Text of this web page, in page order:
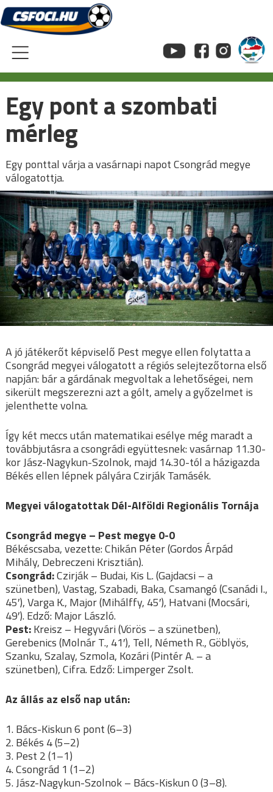
Skip
to
content
Egy pont a szombati
mérleg
Egy ponttal várja a vasárnapi napot Csongrád megye
válogatottja.
A jó játékerőt képviselő Pest megye ellen folytatta a
Csongrád megyei válogatott a régiós selejtezőtorna első
napján: bár a gárdának megvoltak a lehetőségei, nem
sikerült megszerezni azt a gólt, amely a győzelmet is
jelenthette volna.
Így két meccs után matematikai esélye még maradt a
továbbjutásra a csongrádi együttesnek: vasárnap 11.30-
kor Jász-Nagykun-Szolnok, majd 14.30-tól a házigazda
Békés ellen lépnek pályára Czirják Tamásék.
Megyei válogatottak Dél-Alföldi Regionális Tornája
Csongrád megye – Pest megye 0-0
Békéscsaba, vezette: Chikán Péter (Gordos Árpád
Mihály, Debreczeni Krisztián).
Csongrád:Czirják – Budai, Kis L. (Gajdacsi – a
szünetben), Vastag, Szabadi, Baka, Csamangó (Csanádi I.,
45′), Varga K., Major (Mihálffy, 45′), Hatvani (Mocsári,
49′). Edző: Major László.
Pest:Kreisz – Hegyvári (Vörös – a szünetben),
Gerebenics (Molnár T., 41′), Tell, Németh R., Göblyös,
Szanku, Szalay, Szmola, Kozári (Pintér A. – a
szünetben), Cifra. Edző: Limperger Zsolt.
Az állás az első nap után:
1. Bács-Kiskun 6 pont (6–3)
2. Békés 4 (5–2)
3. Pest 2 (1–1)
4. Csongrád 1 (1–2)
5. Jász-Nagykun-Szolnok – Bács-Kiskun 0 (3–8).